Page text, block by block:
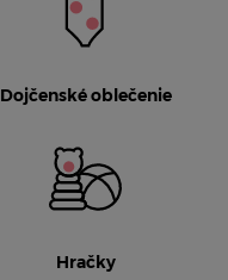
Dojčenské oblečenie
Hračky